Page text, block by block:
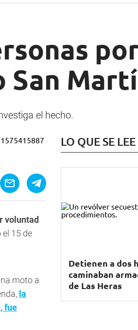
San
el hecho.
voluntad
el 15 de
moto a
la
fue
LO QUE SE
Detienen a dos
caminaban
de Las Heras